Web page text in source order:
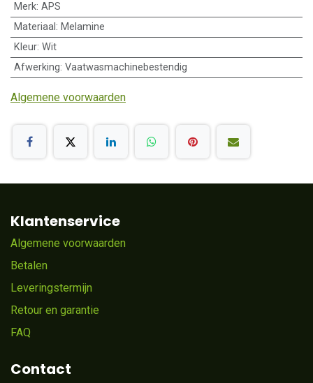
Merk: APS
Materiaal : Melamine
Kleur: Wit
Afwerking: Vaatwasmachinebestendig
Algemene voorwaarden
Klantenservice
Algemene voorwaarden
Betalen
Leveringstermijn
Retour en garantie
FAQ
Contact